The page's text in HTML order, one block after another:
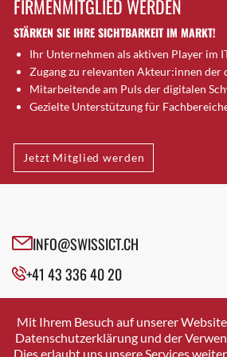
Brütten
Bubendorf
Bubikon
Buchs (SG)
Burgdorf
Bülach
Cazis
Cham
Davos Platz
Davos Platz 1
Dietikon
Dietlikon
FIRMENMITGLIED WERDEN
STÄRKEN SIE IHRE SICHTBARKEIT IM MARKT!
Ihr Unternehmen als aktiven Player im
Zugang zu relevanten Akteur:innen
Mitarbeitende am Puls der digitalen
Gezielte Unterstützung für
Jetzt Mitglied werden
INFO@SWISSICT.CH
+41 43 336 40 20
SWISSICT
VULKANSTRASSE 120
8048 ZURICH
Mit Ihrem Besuch auf unserer
Datenschutzerklärung und der
Dies erlaubt uns unsere Services